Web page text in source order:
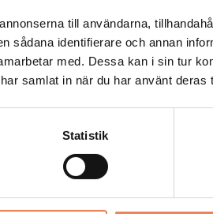
till användarna,
sådana identifierare och annan
med. Dessa kan i sin tur
samlat in när du har använt deras
Statistik
är skyddat
upphovsrätt.